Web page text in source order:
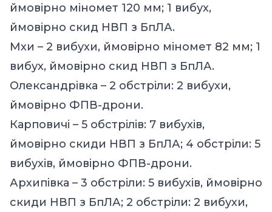
ймовірно міномет 120 мм; 1 вибух,
ймовірно скид НВП з БпЛА.
Мхи – 2 вибухи, ймовірно міномет 82 мм; 1
вибух, ймовірно скид НВП з БпЛА.
Олександрівка – 2 обстріли: 2 вибухи,
ймовірно ФПВ-дрони.
Карповичі – 5 обстрілів: 7 вибухів,
ймовірно скиди НВП з БпЛА; 4 обстріли: 5
вибухів, ймовірно ФПВ-дрони.
Архипівка – 3 обстріли: 5 вибухів, ймовірно
скиди НВП з БпЛА; 2 обстріли: 2 вибухи,